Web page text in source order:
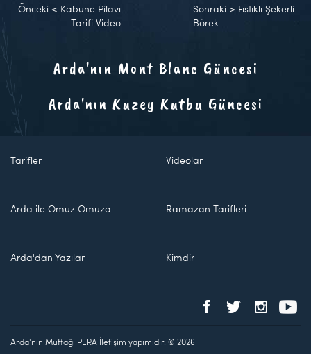
Önceki < Kabune Pilavı
Tarifi Video
Sonraki > Fıstıklı Şekerli
Börek
Arda'nın Mont Blanc Güncesi
Arda'nın Kuzey Kutbu Güncesi
Tarifler Videolar
Arda ile Omuz Omuza Ramazan Tarifleri
Arda'dan Yazılar Kimdir
Arda'nın Mutfağı PERA İletişim yapımıdır. © 2026